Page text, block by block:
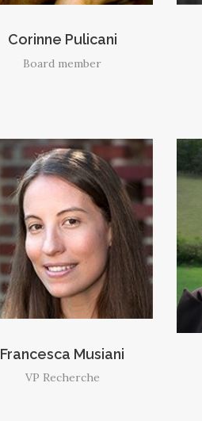
Corinne Pulicani
Board member
Francesca Musiani
VP Recherche